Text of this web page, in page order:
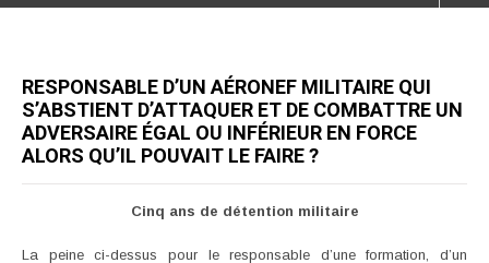
RESPONSABLE D’UN AÉRONEF MILITAIRE QUI
S’ABSTIENT D’ATTAQUER ET DE COMBATTRE UN
ADVERSAIRE ÉGAL OU INFÉRIEUR EN FORCE
ALORS QU’IL POUVAIT LE FAIRE ?
Cinq ans de détention militaire
La peine ci-dessus pour le responsable d’une formation, d’un